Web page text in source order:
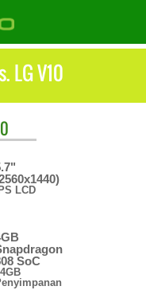
LG V10
IPS LCD
SoC